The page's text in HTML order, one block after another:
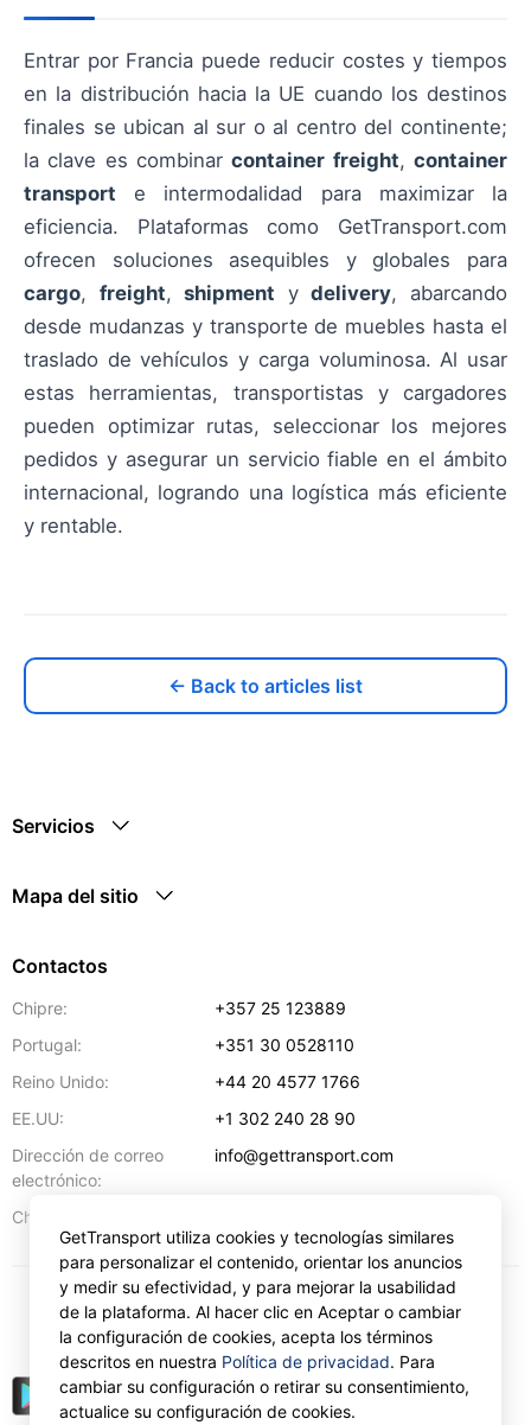
Entrar por Francia puede reducir costes y tiempos
en la distribución hacia la UE cuando los destinos
finales se ubican al sur o al centro del continente;
la clave es combinarcontainer freight,container
transport e intermodalidad para maximizar la
eficiencia. Plataformas como GetTransport.com
ofrecen soluciones asequibles y globales para
cargo, freight,shipment ydelivery, abarcando
desde mudanzas y transporte de muebles hasta el
traslado de vehículos y carga voluminosa. Al usar
estas herramientas, transportistas y cargadores
pueden optimizar rutas, seleccionar los mejores
pedidos y asegurar un servicio fiable en el ámbito
internacional, logrando una logística más eficiente
y rentable.
← Back to articles list
Servicios
Mapa del sitio
Contactos
Chipre:
+357 25 123889
Portugal:
+351 30 0528110
Reino Unido:
+44 20 4577 1766
EE.UU:
+1 302 240 28 90
Dirección de correo
electrónico:
info@gettransport.com
Chipre:
EUR
GetTransport utiliza cookies y tecnologías similares
para personalizar el contenido, orientar los anuncios
y medir su efectividad, y para mejorar la usabilidad
de la plataforma. Al hacer clic en Aceptar o cambiar
la configuración de cookies, acepta los términos
descritos en nuestra Política de privacidad. Para
cambiar su configuración o retirar su consentimiento,
actualice su configuración de cookies.